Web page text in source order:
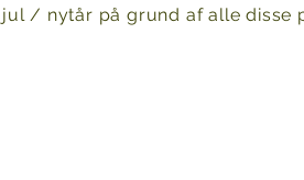
/ nytår på grund af alle disse